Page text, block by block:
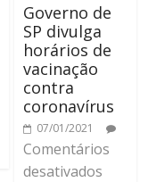
Governo de
SP divulga
horários de
vacinação
contra
coronavírus
07/01/2021
Comentários
desativados